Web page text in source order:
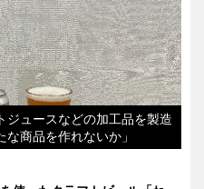
ジュースなどの加工品を製造
商品を作れないか」